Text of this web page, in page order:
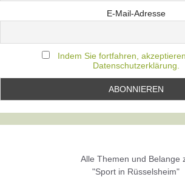
E-Mail-Adresse
Indem Sie fortfahren,
Datenschutzerklärung.
Alle Themen und Belange
"Sport in Rüsselsheim"